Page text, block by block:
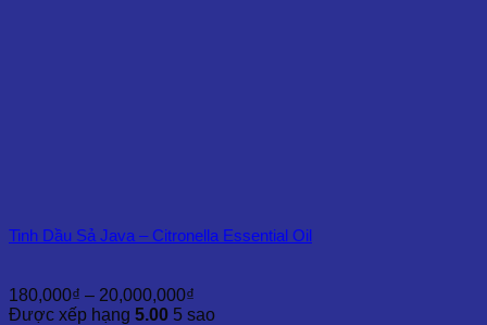
Tinh Dầu Sả Java – Citronella Essential Oil
180,000₫ – 20,000,000₫
giá:
Được xếp hạng 5.00 5 sao